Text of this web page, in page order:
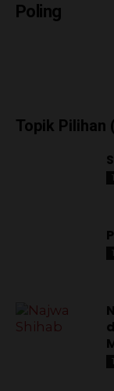
Poling
Topik Pilihan